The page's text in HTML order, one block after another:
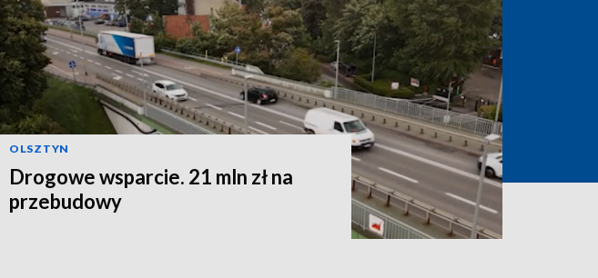
OLSZTYN
Drogowe wsparcie. 21 mln zł na
przebudowy